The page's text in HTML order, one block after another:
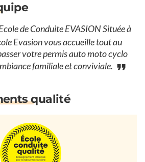
de Conduite EVASION Située à
Evasion vous accueille tout au
votre permis auto moto cyclo
familiale et conviviale.
qualité